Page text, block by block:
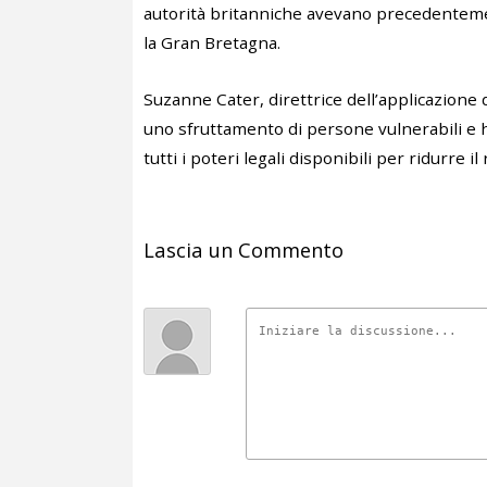
autorità britanniche avevano
la Gran Bretagna.
Suzanne Cater, direttrice
uno sfruttamento di persone vulnerabili e
tutti i poteri legali disponibili per ridurre il
Lascia un Commento